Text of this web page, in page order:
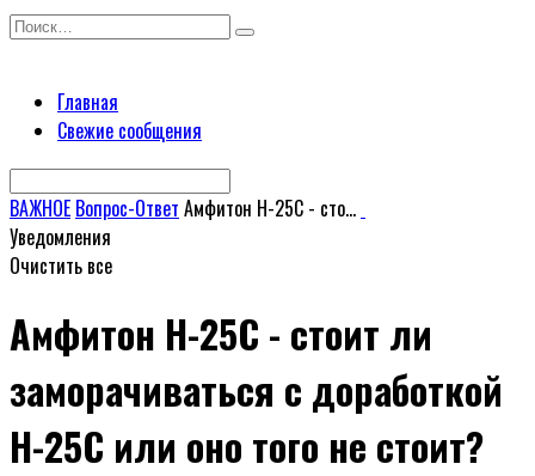
Перейти
Search
Главная
Свежие сообщения
ВАЖНОЕ Вопрос-Ответ Амфитон Н-25С - сто...
Уведомления
Очистить все
Амфитон Н-25С - стоит ли
заморачиваться с доработкой
Н-25С или оно того не стоит?